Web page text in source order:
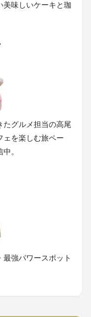
美味しいケーキと珈
たグルメ担当の高尾
ェを楽しむ旅ペー
。
強パワースポット